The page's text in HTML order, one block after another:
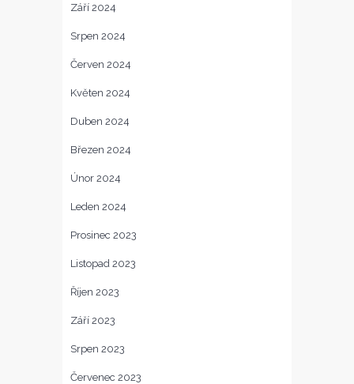
Září 2024
Srpen 2024
Červen 2024
Květen 2024
Duben 2024
Březen 2024
Únor 2024
Leden 2024
Prosinec 2023
Listopad 2023
Říjen 2023
Září 2023
Srpen 2023
Červenec 2023